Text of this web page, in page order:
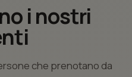
i nostri
che prenotano da